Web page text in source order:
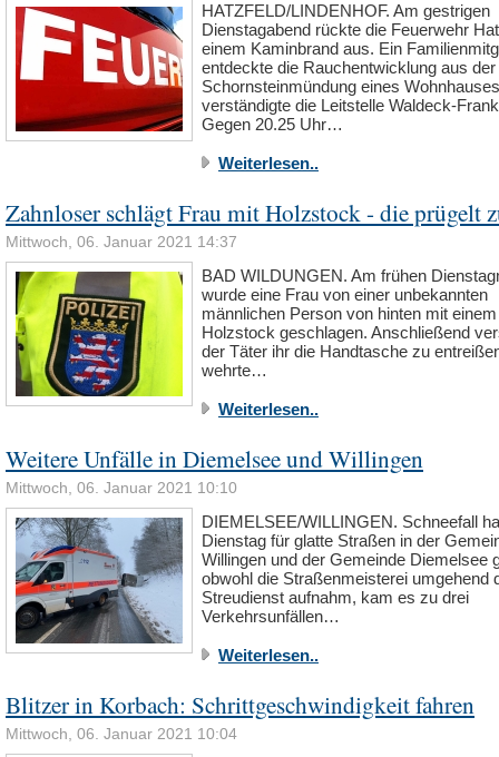
HATZFELD/LINDENHOF. Am gestrigen
Dienstagabend rückte die Feuerwehr
einem Kaminbrand aus. Ein
entdeckte die Rauchentwicklung aus der
Schornsteinmündung eines
verständigte die Leitstelle Waldeck-
Gegen 20.25 Uhr…
Weiterlesen..
Zahnloser schlägt Frau mit Holzstock - die prügelt
Mittwoch, 06. Januar 2021 14:37
BAD WILDUNGEN. Am frühen
wurde eine Frau von einer unbekannten
männlichen Person von hinten mit einem
Holzstock geschlagen. Anschließend
der Täter ihr die Handtasche zu
wehrte…
Weiterlesen..
Weitere Unfälle in Diemelsee und Willingen
Mittwoch, 06. Januar 2021 10:10
DIEMELSEE/WILLINGEN. Schneefall
Dienstag für glatte Straßen in der
Willingen und der Gemeinde Diemelsee
obwohl die Straßenmeisterei umgehend
Streudienst aufnahm, kam es zu drei
Verkehrsunfällen…
Weiterlesen..
Blitzer in Korbach: Schrittgeschwindigkeit fahren
Mittwoch, 06. Januar 2021 10:04